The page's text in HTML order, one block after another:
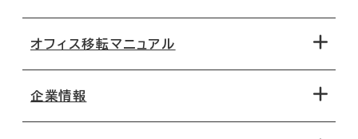
地図から探す
路線・駅から探す
オフィス移転マニュアル
企業情報